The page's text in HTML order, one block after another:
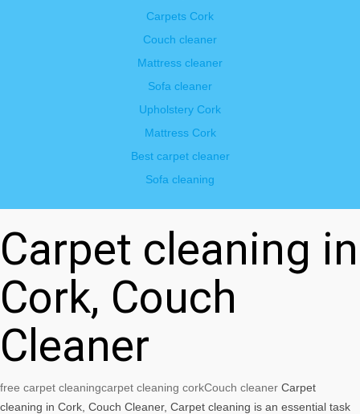
Carpets Cork
Couch cleaner
Mattress cleaner
Sofa cleaner
Upholstery Cork
Mattress Cork
Best carpet cleaner
Sofa cleaning
Carpet cleaning in
Cork, Couch
Cleaner
free carpet cleaningcarpet cleaning corkCouch cleaner Carpet
cleaning in Cork, Couch Cleaner, Carpet cleaning is an essential task